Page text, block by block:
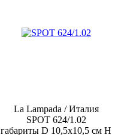
La Lampada / Италия
SPOT 624/1.02
габариты D 10,5x10,5 см H